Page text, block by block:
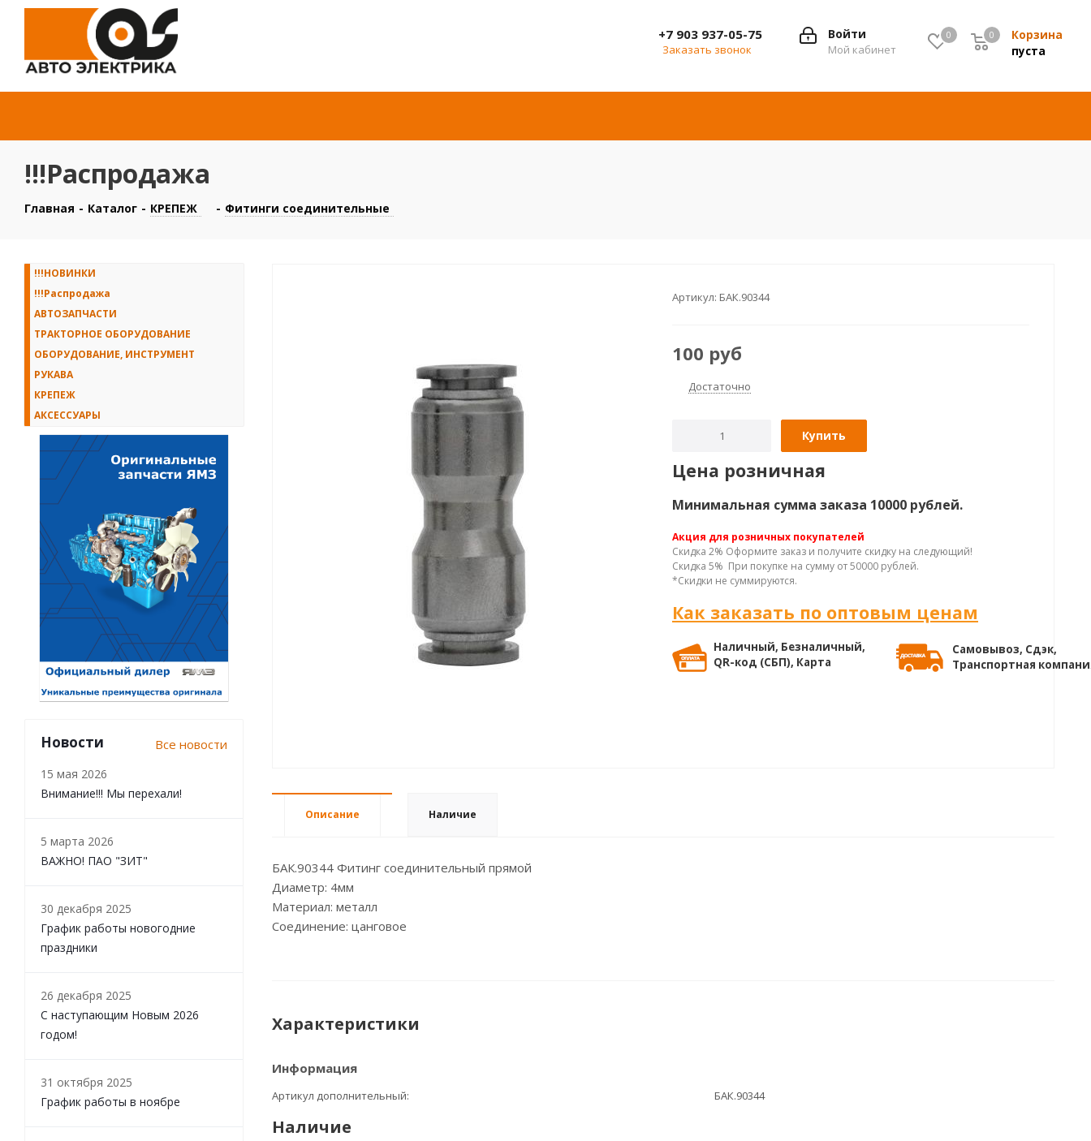
0 Корзина
0
пуста
0
Войти
Мой кабинет
+7 903 937-05-75
Заказать звонок
!!!Распродажа
Главная - Каталог - КРЕПЕЖ - Фитинги соединительные
Артикул: БАК.90344
100 руб
Достаточно
Купить
Цена розничная
Минимальная сумма заказа 10000 рублей.
Акция для розничных покупателей
Скидка 2% Оформите заказ и получите скидку на следующий!
Скидка 5% При покупке на сумму от 50000 рублей.
*Скидки не суммируются.
Как заказать по оптовым ценам
Наличный, Безналичный,
QR-код (СБП), Карта
Самовывоз, Сдэк,
Транспортная
Описание Наличие
БАК.90344 Фитинг соединительный прямой
Диаметр: 4мм
Материал: металл
Соединение: цанговое
Характеристики
Информация
Артикул дополнительный БАК.90344
Наличие
!!!НОВИНКИ
!!!Распродажа
АВТОЗАПЧАСТИ
ТРАКТОРНОЕ ОБОРУДОВАНИЕ
ОБОРУДОВАНИЕ, ИНСТРУМЕНТ
РУКАВА
КРЕПЕЖ
АКСЕССУАРЫ
Новости Все новости
15 мая 2026
Внимание!!! Мы перехали!
5 марта 2026
ВАЖНО! ПАО "ЗИТ"
30 декабря 2025
График работы новогодние
праздники
26 декабря 2025
С наступающим Новым 2026
годом!
31 октября 2025
График работы в ноябре